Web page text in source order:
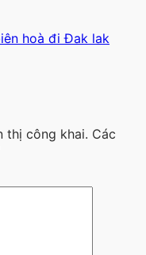
hoà đi Đak lak
thị công khai. Các